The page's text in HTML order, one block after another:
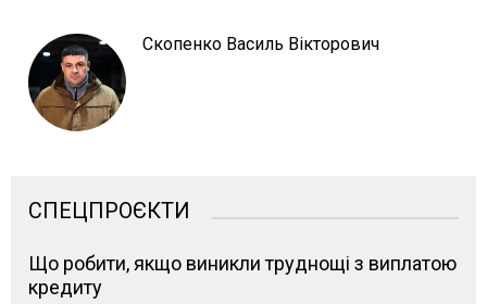
Скопенко Василь Вікторович
СПЕЦПРОЄКТИ
Що робити, якщо виникли труднощі з виплатою
кредиту